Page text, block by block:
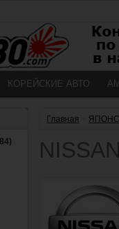
КОРЕЙСКИЕ АВТО
Главная
NISSAN